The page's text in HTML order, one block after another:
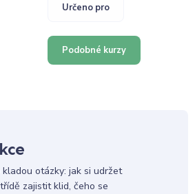
Určeno pro
Podobné kurzy
otázky: jak si udržet
zajistit klid, čeho se